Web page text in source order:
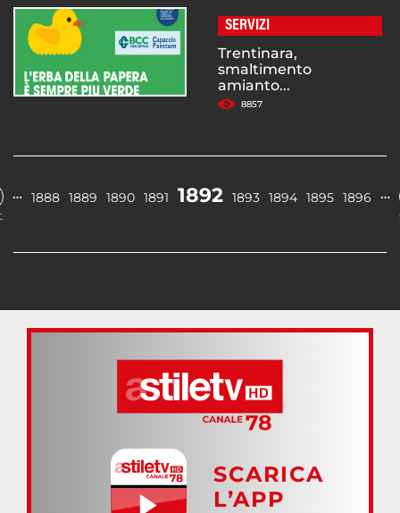
SERVIZI
Trentinara,
smaltimento
amianto...
8857
… 1888 1889 1890 1891 1892 1893 1894 1895 1896 …
SCARICA
L’APP